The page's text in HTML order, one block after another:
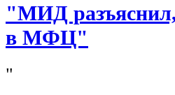
"МИД разъяснил,
в МФЦ"
"